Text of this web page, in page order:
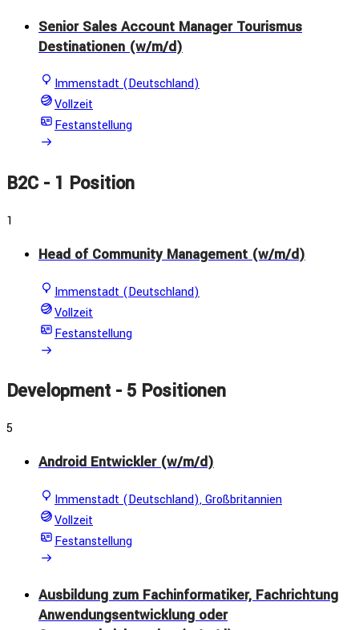
Senior Sales Account Manager Tourismus
Destinationen (w/m/d)
Immenstadt (Deutschland)
Vollzeit
Festanstellung
B2C - 1 Position
1
Head of Community Management (w/m/d)
Immenstadt (Deutschland)
Vollzeit
Festanstellung
Development - 5 Positionen
5
Android Entwickler (w/m/d)
Immenstadt (Deutschland), Großbritannien
Vollzeit
Festanstellung
Ausbildung zum Fachinformatiker, Fachrichtung
Anwendungsentwicklung oder